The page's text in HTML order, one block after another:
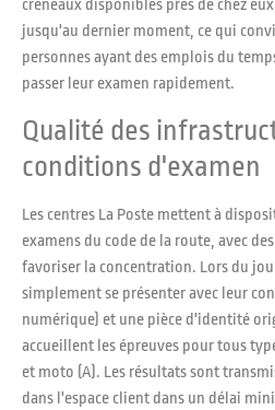
créneaux disponibles près de chez
jusqu'au dernier moment, ce qui
personnes ayant des emplois du
passer leur examen rapidement.
Qualité des
conditions d'examen
Les centres La Poste mettent à
examens du code de la route, avec
favoriser la concentration. Lors du
simplement se présenter avec leur
numérique) et une pièce d'identité
accueillent les épreuves pour tous
et moto (A). Les résultats sont
dans l'espace client dans un délai